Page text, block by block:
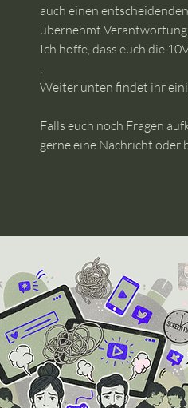
auch einen
übernehmt
Ich hoffe, dass euch die
​,
Weiter unten findet ihr
Falls euch noch Fragen
gerne eine Nachricht oder